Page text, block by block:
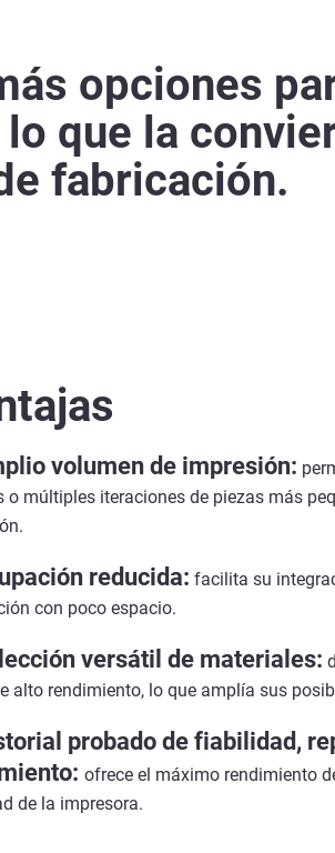
opciones
que la
fabricación.
volumen de impresión:
o múltiples iteraciones de piezas más
reducida: facilita su
con poco espacio.
versátil de materiales:
alto rendimiento, lo que amplía sus
probado de fiabilidad,
ofrece el máximo rendimiento
de la impresora.